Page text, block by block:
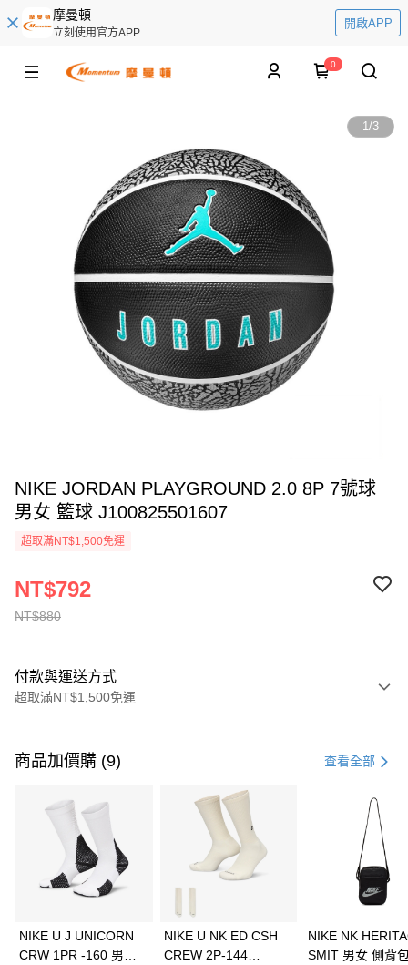
摩曼頓
立刻使用官方APP
開啟APP
0
1/3
NIKE JORDAN PLAYGROUND 2.0 8P 7號球
男女 籃球 J100825501607
超取滿NT$1,500免運
NT$880
NT$792
付款與運送方式
超取滿NT$1,500免運
信用卡一次付款
3 期 0 利率 每期 21家銀行
合作金庫商業銀行
第一商業銀行
華南商業銀行
彰化商業銀行
上海商業儲蓄銀行
Apple Pay
全盈+PAY
商品加價購 (9) 查看全部
NIKE U J UNICORN
CRW 1PR -160 男女
NIKE U NK ED CSH
CREW 2P-144
NIKE NK
SMIT 男女 側背